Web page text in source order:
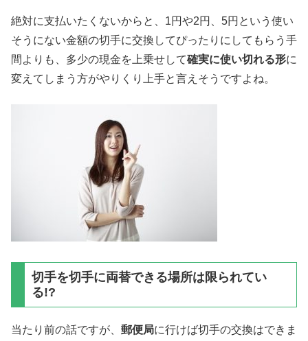
絶対に支払いたくないからと、1円や2円、5円という使い
そうにない金額の切手に交換してぴったりにしてもらう手
間よりも、多少の現金を上乗せして確実に使い切れる形に
変えてしまう方がやりくり上手と言えそうですよね。
切手を切手に両替できる場所は限られてい
る!?
当たり前の話ですが、 郵便局に行けば切手の交換はできま